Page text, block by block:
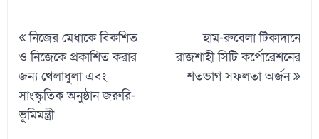
Post
navigation
নিজের মেধাকে বিকশিত
ও নিজেকে প্রকাশিত করার
জন্য খেলাধুলা এবং
সাংস্কৃতিক অনুষ্ঠান জরুরি-
ভূমিমন্ত্রী
হাম-রুবেলা টিকাদানে
রাজশাহী সিটি কর্পোরেশনের
শতভাগ সফলতা অর্জন